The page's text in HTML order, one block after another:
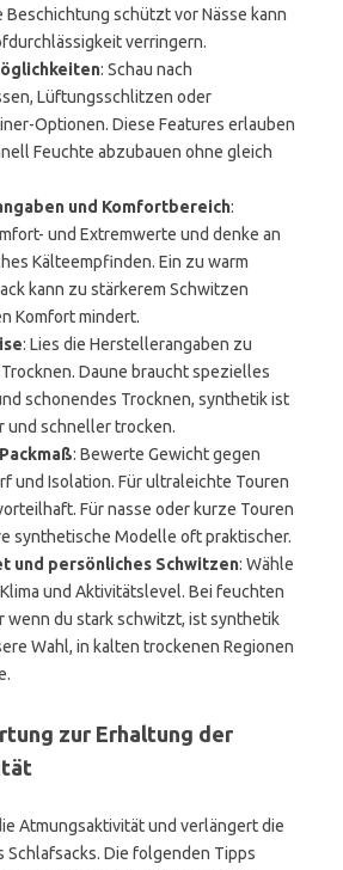
Beschichtung schützt vor Nässe kann
verringern.
: Schau nach
Lüftungsschlitzen oder
Optionen. Diese Features erlauben
Feuchte abzubauen ohne gleich
und Komfortbereich:
und Extremwerte und denke an
Kälteempfinden. Ein zu warm
kann zu stärkerem Schwitzen
Komfort mindert.
: Lies die Herstellerangaben zu
Daune braucht spezielles
schonendes Trocknen, synthetik ist
und schneller trocken.
: Bewerte Gewicht gegen
und Isolation. Für ultraleichte Touren
Für nasse oder kurze Touren
synthetische Modelle oft praktischer.
und persönliches Schwitzen: Wähle
und Aktivitätslevel. Bei feuchten
wenn du stark schwitzt, ist synthetik
Wahl, in kalten trockenen Regionen
zur Erhaltung der
Atmungsaktivität und verlängert die
Schlafsacks. Die folgenden Tipps